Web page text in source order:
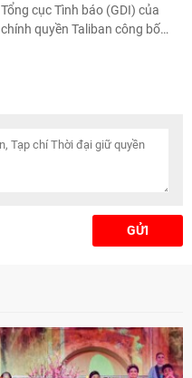
Tổng cục Tình báo (GDI) của
chính quyền Taliban công bố
GỬI